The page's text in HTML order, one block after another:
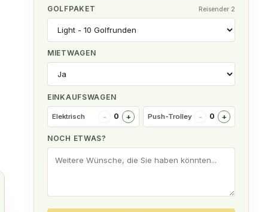
GOLFPAKET Reisender 2
MIETWAGEN
EINKAUFSWAGEN
Elektrisch - 0 + Push-Trolley - 0 +
NOCH ETWAS?